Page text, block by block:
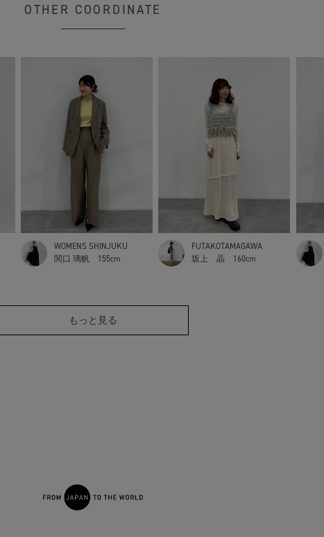
OTHER COORDINATE
WOMENS SHINJUKU
関口 璃帆
155cm
FUTAKOTAMAGAWA
坂上 晶
160cm
もっと見る